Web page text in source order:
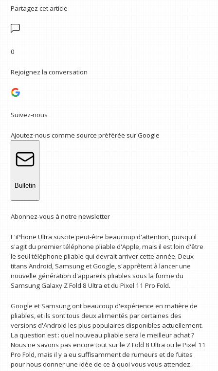
Partagez cet article
0
Rejoignez la conversation
Suivez-nous
Ajoutez-nous comme source préférée sur Google
Bulletin
Abonnez-vous à notre newsletter
L'iPhone Ultra suscite peut-être beaucoup d'attention, puisqu'il
s'agit du premier téléphone pliable d'Apple, mais il est loin d'être
le seul téléphone pliable qui devrait arriver cette année. Deux
titans Android, Samsung et Google, s'apprêtent à lancer une
nouvelle génération d'appareils pliables sous la forme du
Samsung Galaxy Z Fold 8 Ultra et du Pixel 11 Pro Fold.
Google et Samsung ont beaucoup d'expérience en matière de
pliables, et ils sont tous deux alimentés par certaines des
versions d'Android les plus populaires disponibles actuellement.
La question est : quel nouveau pliable sera le meilleur achat ?
Nous ne savons pas encore tout sur le Z Fold 8 Ultra ou le Pixel 11
Pro Fold, mais il y a eu suffisamment de rumeurs et de fuites
pour nous donner une idée de ce à quoi vous vous attendez.